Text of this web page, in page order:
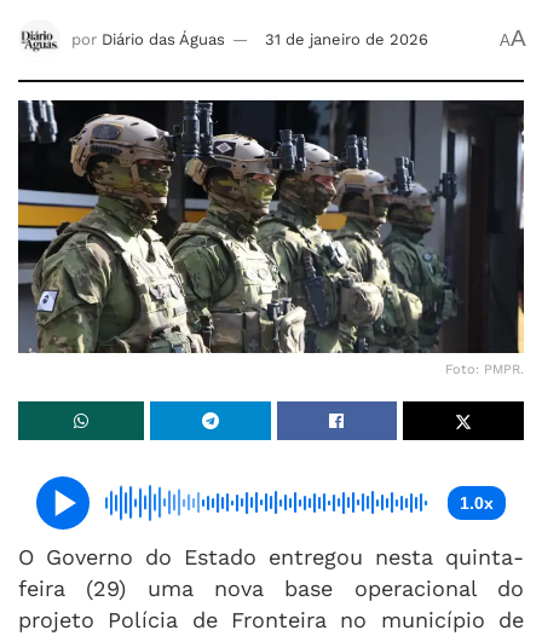
por Diário das Águas 31 de janeiro de 2026 AA
Foto: PMPR.
1.0x
O Governo do Estado entregou nesta quinta-
feira (29) uma nova base operacional do
projeto Polícia de Fronteira no município de